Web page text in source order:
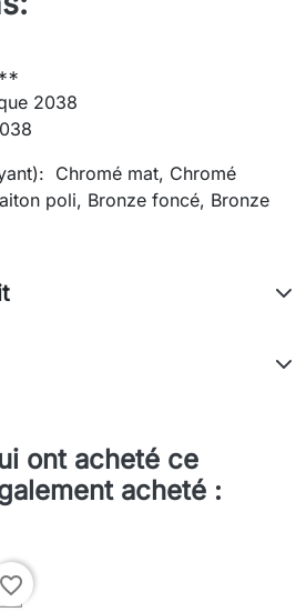
2038
Chromé mat, Chromé
poli, Bronze foncé, Bronze
ont acheté ce
acheté :
favorite_border